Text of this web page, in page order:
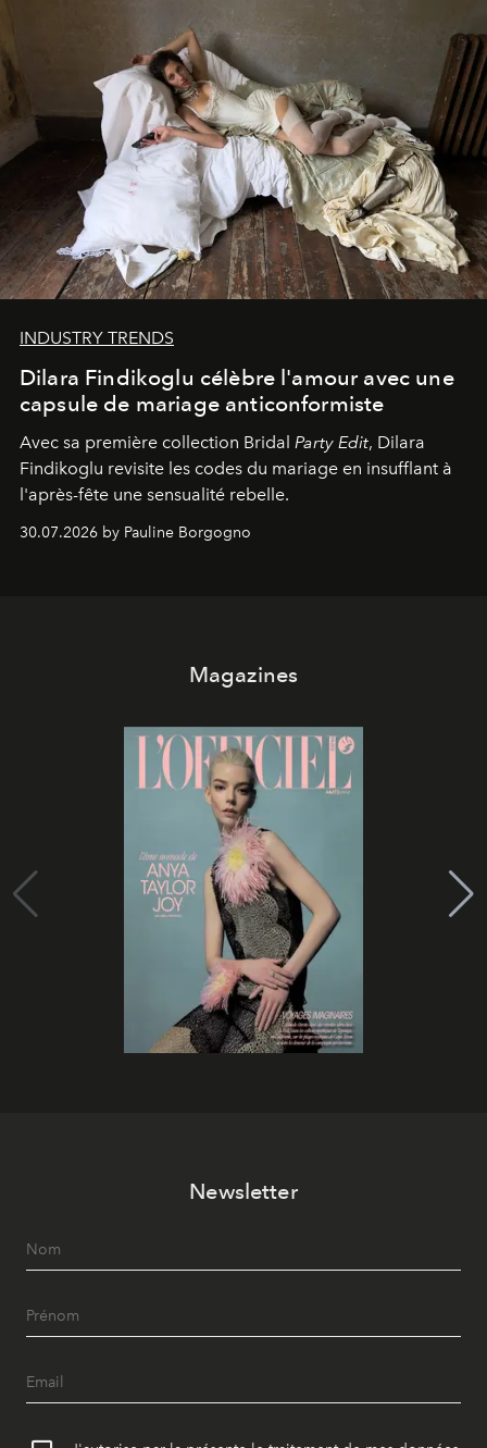
INDUSTRY TRENDS
Dilara Findikoglu célèbre l'amour avec une
capsule de mariage anticonformiste
Avec sa première collection Bridal Party Edit, Dilara
Findikoglu revisite les codes du mariage en insufflant à
l'après-fête une sensualité rebelle.
30.07.2026 by Pauline Borgogno
Magazines
Newsletter